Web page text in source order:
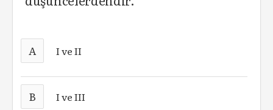
A I ve II
B I ve III